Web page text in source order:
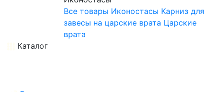
Все товары Иконостасы Карниз для
завесы на царские врата Царские
врата
Каталог